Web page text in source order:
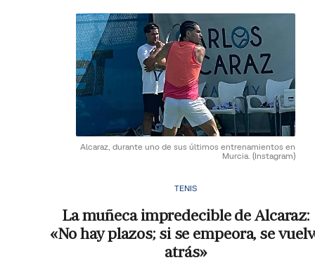
Alcaraz, durante uno de sus últimos entrenamientos en
Murcia. (Instagram)
TENIS
La muñeca impredecible de Alcaraz:
«No hay plazos; si se empeora, se
atrás»